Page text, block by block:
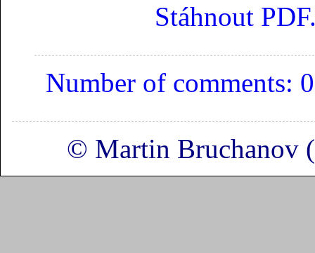
Stáhnout
Number of comments: 0
© Martin Bruchanov